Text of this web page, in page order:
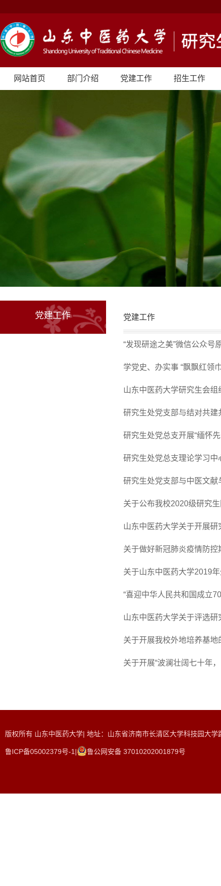
网站首页 部门介绍 党建工作 招生工作
党建工作 党建工作
“发现研途之美”微信公众号
学党史、办实事 “飘飘红领
山东中医药大学研究生会组
研究生处党支部与结对共
研究生处党总支开展“缅怀
研究生处党总支理论学习
研究生处党支部与中医文
关于公布我校2020级研究
山东中医药大学关于开展研
关于做好新冠肺炎疫情防
关于山东中医药大学2019
“喜迎中华人民共和国成立
山东中医药大学关于评选研
关于开展我校外地培养基
关于开展“波澜壮阔七十年
版权所有 山东中医药大学| 地址：山东省济南市长清区大学科技园大
鲁ICP备05002379号-1| 鲁公网安备 37010202001879号